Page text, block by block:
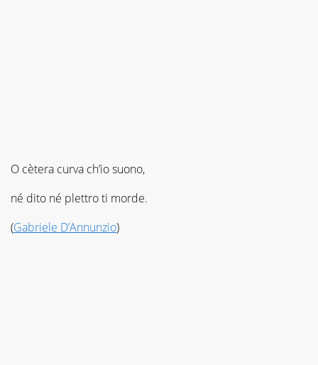
O cètera curva ch’io suono,
né dito né plettro ti morde.
(Gabriele D’Annunzio)